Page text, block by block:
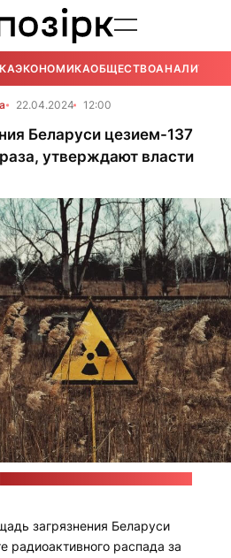
ЭКОНОМИКАОБЩЕСТВОАНАЛИТИКА
22.04.2024 12:00
Беларуси цезием-137
утверждают власти
загрязнения Беларуси
радиоактивного распада за